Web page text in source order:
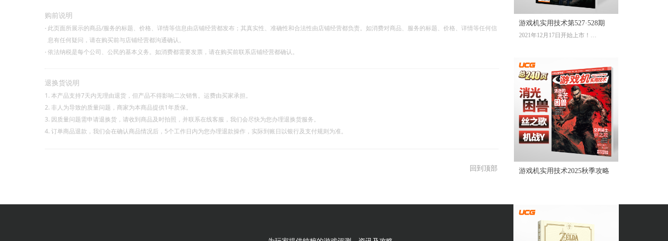
回到顶部
购前说明
· 此页面所展示的商品/服务的标题、价格、详情等信息由店铺经营都发布；其真实性、准确性和合法性由店铺经营都负责。如消费对商品、服务的标题、价格、详情等任何信
息有任何疑问，请在购买前与店铺经营都沟通确认。
·依法纳税是每个公司、公民的基本义务。如消费都需要发票，请在购买前联系店铺经营都确认。
退换货说明
1. 本产品支持7天内无理由退货，但产品不得影响二次销售。运费由买家承担。
2. 非人为导致的质量问题，商家为本商品提供1年质保。
3. 因质量问题需申请退换货，请收到商品及时拍照，并联系在线客服，我们会尽快为您办理退换货服务。
4. 订单商品退款，我们会在确认商品情况后，5个工作日内为您办理退款操作，实际到账日以银行及支付规则为准。
游戏机实用技术第527·528期
2021年12月17日开始上市！
游戏机实用技术2025秋季攻略